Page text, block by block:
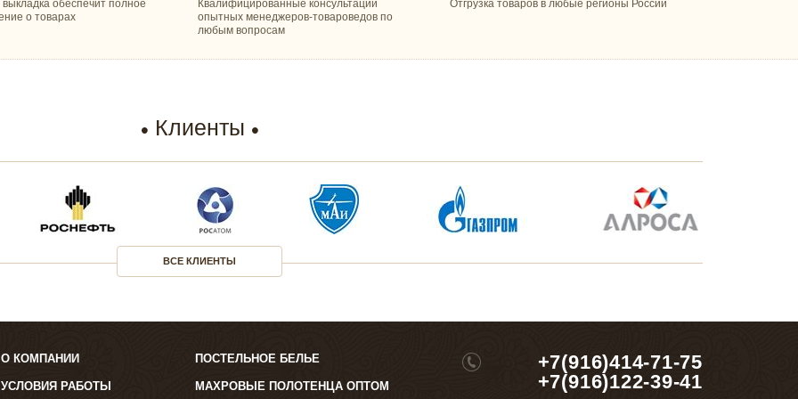
обеспечит полное
о товарах
Квалифицированные консультации
опытных менеджеров-товароведов по
любым вопросам
Отгрузка товаров в любые регионы России
Клиенты
ВСЕ КЛИЕНТЫ
О КОМПАНИИ
УСЛОВИЯ РАБОТЫ
ПОСТЕЛЬНОЕ БЕЛЬЕ
МАХРОВЫЕ ПОЛОТЕНЦА ОПТОМ
+7(916)414-71-75
+7(916)122-39-41